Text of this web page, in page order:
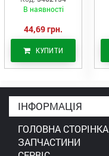
C7/C9 (546-2154)
В наявності
44,69 грн.
КУПИТИ
ІНФОРМАЦІЯ
ГОЛОВНА СТОРІНКА
ЗАПЧАСТИНИ